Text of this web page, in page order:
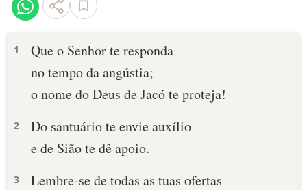
VERSÍCULOS
PALAVRA DO DIA
DEVOCIONAL DIÁRIO
10 MANDAMENTOS
1
Que o Senhor te responda
no tempo da angústia;
o nome do Deus de Jacó te proteja!
2
Do santuário te envie auxílio
e de Sião te dê apoio.
3
Lembre-se de todas as tuas ofertas